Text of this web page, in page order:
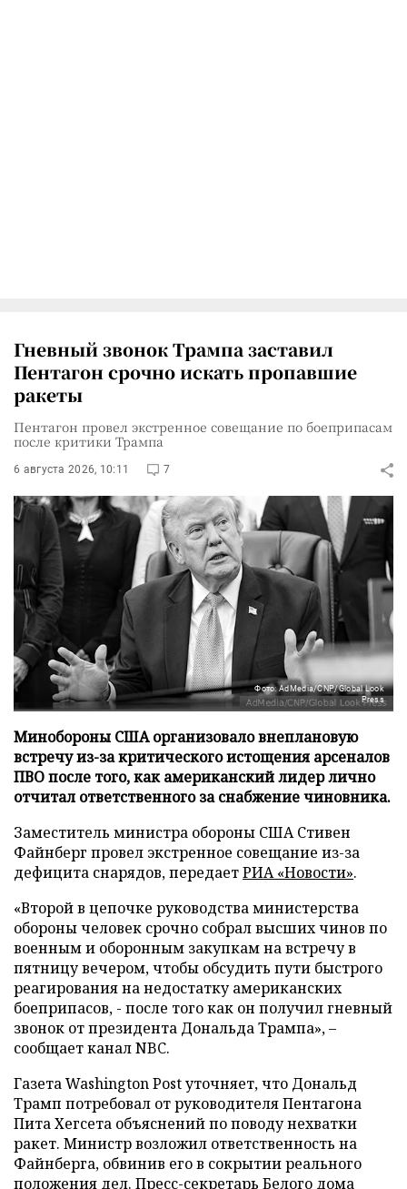
Гневный звонок Трампа заставил
Пентагон срочно искать пропавшие
ракеты
Пентагон провел экстренное совещание по боеприпасам
после критики Трампа
6 августа 2026, 10:11 7
Фото: AdMedia/CNP/Global Look
Press
Минобороны США организовало внеплановую
встречу из-за критического истощения арсеналов
ПВО после того, как американский лидер лично
отчитал ответственного за снабжение чиновника.
Заместитель министра обороны США Стивен
Файнберг провел экстренное совещание из-за
дефицита снарядов, передаетРИА «Новости».
«Второй в цепочке руководства министерства
обороны человек срочно собрал высших чинов по
военным и оборонным закупкам на встречу в
пятницу вечером, чтобы обсудить пути быстрого
реагирования на недостатку американских
боеприпасов, - после того как он получил гневный
звонок от президента Дональда Трампа», –
сообщает канал NBC.
Газета Washington Post уточняет, что Дональд
Трамп потребовал от руководителя Пентагона
Пита Хегсета объяснений по поводу нехватки
ракет. Министр возложил ответственность на
Файнберга, обвинив его в сокрытии реального
положения дел. Пресс-секретарь Белого дома